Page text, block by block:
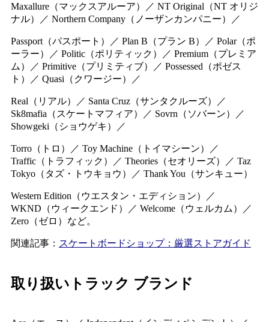
Maxallure（マックスアルーア）／ NT Original（NT オリジ
ナル）／ Northern Company（ノーザンカンパニー）／
Passport（パスポート）／ Plan B（プラン B）／ Polar（ポ
ーラー）／ Politic（ポリティック）／ Premium（プレミア
ム）／ Primitive（プリミティブ）／ Possessed（ポゼス
ト）／ Quasi（クワージー）／
Real（リアル）／ Santa Cruz（サンタクルーズ）／
Sk8mafia（スケートマフィア）／ Sovrn（ソバーン）／
Showgeki（ショウゲキ）／
Torro（トロ）／ Toy Machine（トイマシーン）／
Traffic（トラフィック）／ Theories（セオリーズ）／ Taz
Tokyo（タズ・トウキョウ）／ Thank You（サンキュー）
Western Edition（ウエスタン・エディション）／
WKND（ウィークエンド）／ Welcome（ウェルカム）／
Zero（ゼロ）など。
関連記事： スケートボードショップ：厳選ストアガイド
取り扱いトラック ブランド